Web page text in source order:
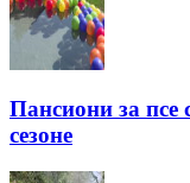
Пансиони за псе
сезоне